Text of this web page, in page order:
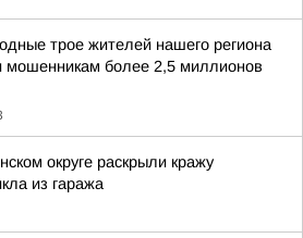
трое жителей нашего региона
мошенникам более 2,5 миллионов
округе раскрыли кражу
из гаража